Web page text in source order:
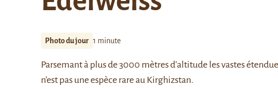
Photo du jour 1 minute
Parsemant à plus de 3000 mètres d’altitude les vastes
n’est pas une espèce rare au Kirghizstan.